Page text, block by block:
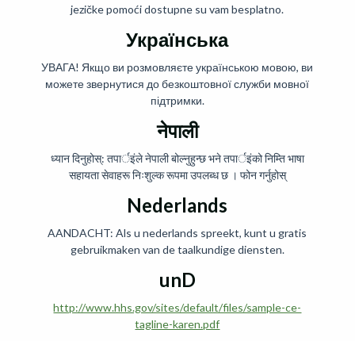
jezičke pomoći dostupne su vam besplatno.
Українська
УВАГА! Якщо ви розмовляєте українською мовою, ви
можете звернутися до безкоштовної служби мовної
підтримки.
नेपाली
ध्यान दिनुहोस्: तपार्इंले नेपाली बोल्नुहुन्छ भने तपार्इंको निम्ति भाषा
सहायता सेवाहरू निःशुल्क रूपमा उपलब्ध छ । फोन गर्नुहोस्
Nederlands
AANDACHT: Als u nederlands spreekt, kunt u gratis
gebruikmaken van de taalkundige diensten.
unD
http://www.hhs.gov/sites/default/files/sample-ce-
tagline-karen.pdf